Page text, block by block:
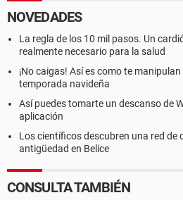
NOVEDADES
La regla de los 10 mil pasos. Un
realmente necesario para la salud
¡No caigas! Así es como te
temporada navideña
Así puedes tomarte un descanso de
aplicación
Los científicos descubren una red de
antigüedad en Belice
CONSULTA TAMBIÉN